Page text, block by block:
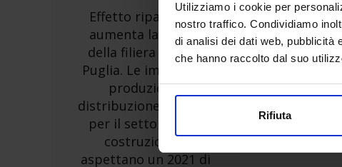
Utilizziamo i cookie per
nostro traffico. Condividiamo
di analisi dei dati web, pubblicità
che hanno raccolto dal suo
Rifiuta
Effetto ripartenza:
aumenta la fiducia
della filiera edile in
Puglia. Le imprese di
produzione,
distribuzione e servizi
per il settore delle
costruzioni si
aspettano un 2021 di